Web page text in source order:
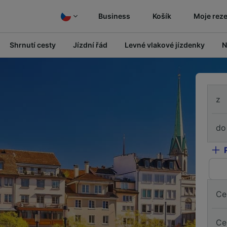
Business Košík Moje
Shrnutí cesty Jízdní řád Levné vlakové jízdenky
z
do